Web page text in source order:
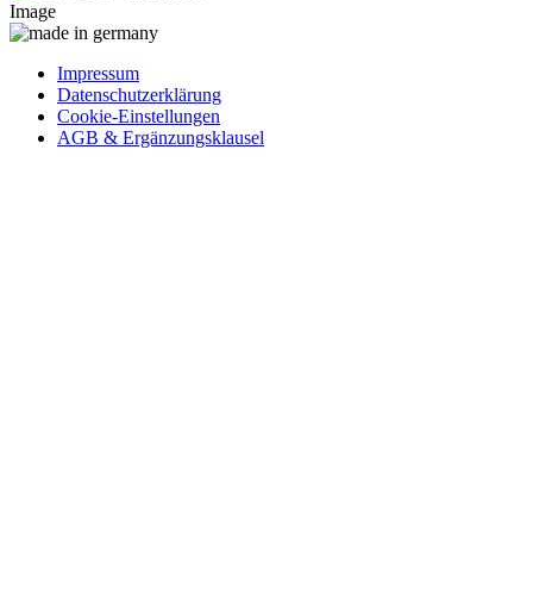
Image
Impressum
Datenschutzerklärung
Cookie-Einstellungen
AGB & Ergänzungsklausel